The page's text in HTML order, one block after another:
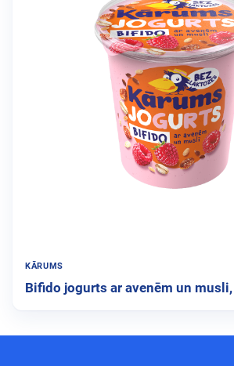
KĀRUMS
Bifido jogurts ar avenēm un